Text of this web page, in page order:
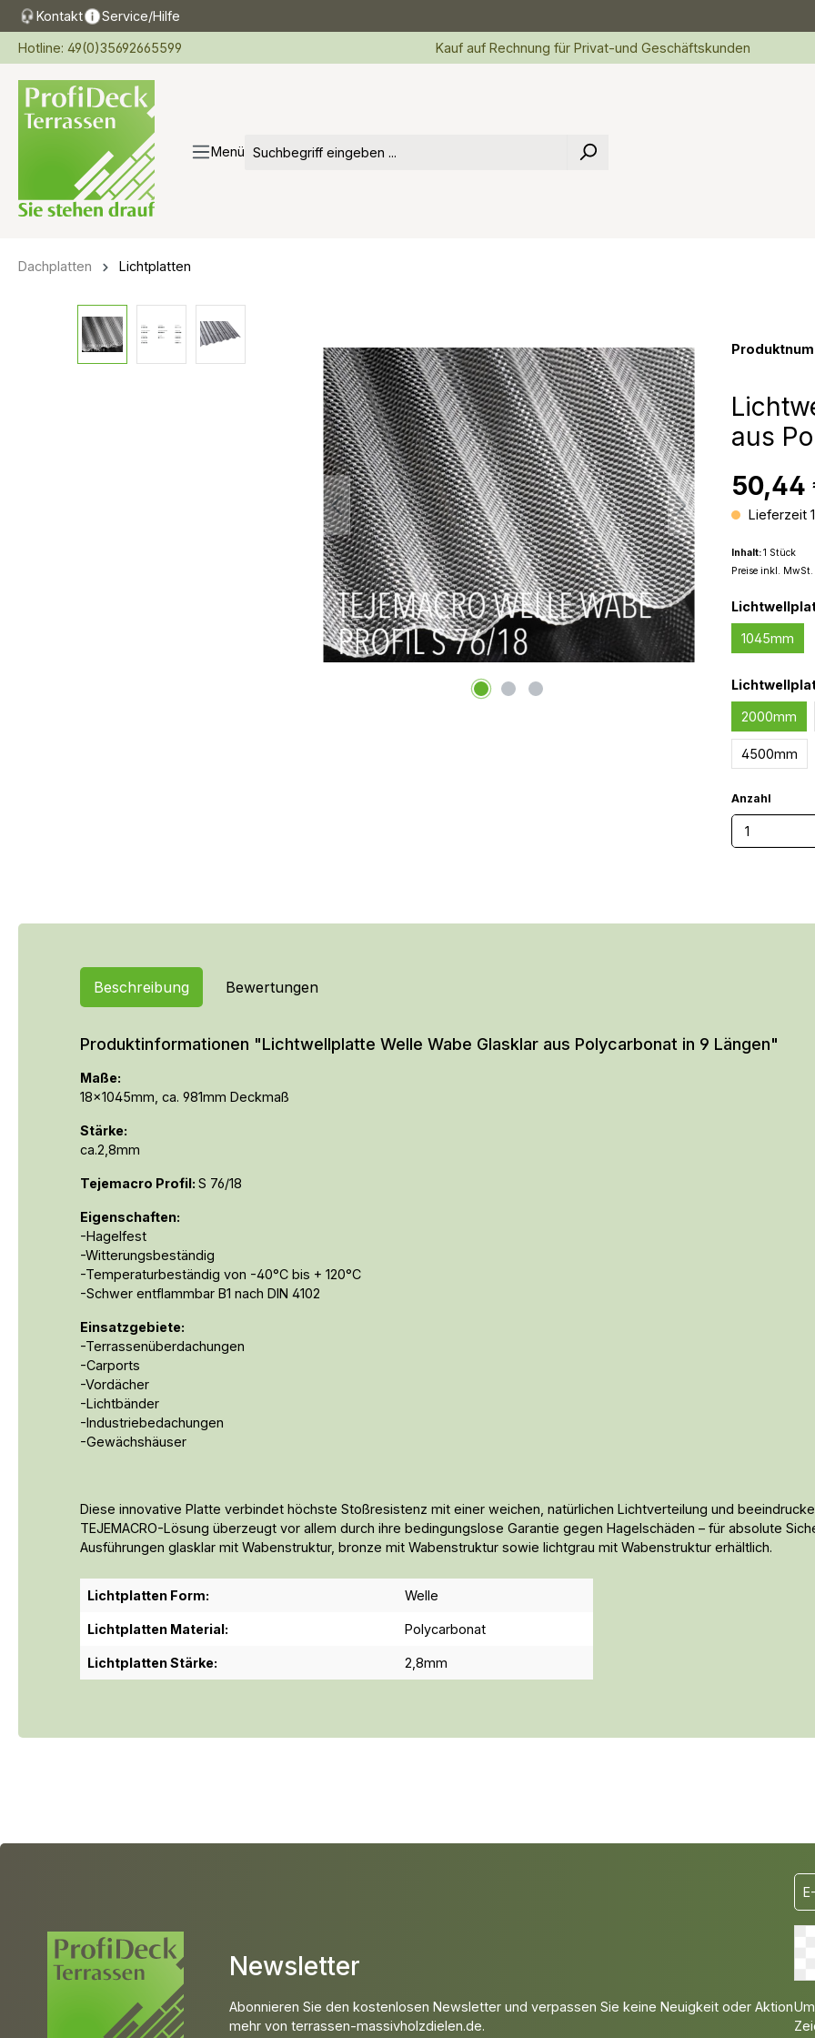
Zur Hauptnavigation springen
Kontakt Service/Hilfe
Hotline: 49(0)35692665599 Kauf auf Rechnung für Privat-und Geschäftskunden
Menü
Dachplatten Lichtplatten
aus
50,44
Lieferzeit
Inhalt:1 Stück
Preise inkl.
1045mm
2000mm
4500mm
Anzahl
Beschreibung Bewertungen
Produktinformationen "Lichtwellplatte Welle Wabe Glasklar aus Polycarbonat in 9 Längen"
Maße:
18x1045mm, ca. 981mm Deckmaß
Stärke:
ca.2,8mm
Tejemacro Profil: S 76/18
Eigenschaften:
-Hagelfest
-Witterungsbeständig
-Temperaturbeständig von -40°C bis + 120°C
-Schwer entflammbar B1 nach DIN 4102
Einsatzgebiete:
-Terrassenüberdachungen
-Carports
-Vordächer
-Lichtbänder
-Industriebedachungen
-Gewächshäuser
Diese innovative Platte verbindet höchste Stoßresistenz mit einer weichen, natürlichen Lichtverteilung und
TEJEMACRO-Lösung überzeugt vor allem durch ihre bedingungslose Garantie gegen Hagelschäden – für absolute
Ausführungen glasklar mit Wabenstruktur, bronze mit Wabenstruktur sowie lichtgrau mit Wabenstruktur erhältlich.
Lichtplatten Form: Welle
Lichtplatten Material: Polycarbonat
Lichtplatten Stärke: 2,8mm
Newsletter
Abonnieren Sie den kostenlosen Newsletter und verpassen Sie keine Neuigkeit oder Aktion
mehr von terrassen-massivholzdielen.de.